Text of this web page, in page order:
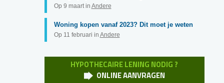
Op 9 maart in Andere
Woning kopen vanaf 2023? Dit moet je weten
Op 11 februari in Andere
HYPOTHECAIRE LENING NODIG ?
ONLINE AANVRAGEN